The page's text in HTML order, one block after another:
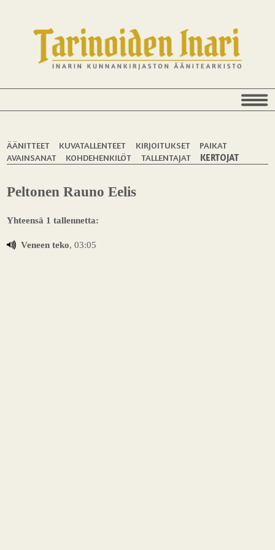
ÄÄNITTEET KUVATALLENTEET KIRJOITUKSET
PAIKAT
AVAINSANAT
KOHDEHENKILÖT TALLENTAJAT KERTOJAT
Peltonen Rauno Eelis
Yhteensä 1 tallennetta:
Veneen teko, 03:05